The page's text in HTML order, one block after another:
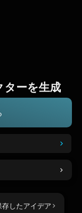
ターを生成
存したアイデア